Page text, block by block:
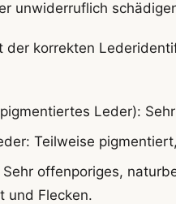
unwiderruflich
der korrekten
Leder):
Teilweise
offenporiges,
und Flecken.